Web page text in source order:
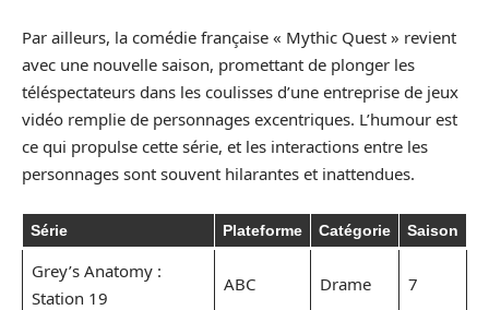
Par ailleurs, la comédie française « Mythic Quest » revient
avec une nouvelle saison, promettant de plonger les
téléspectateurs dans les coulisses d’une entreprise de jeux
vidéo remplie de personnages excentriques. L’humour est
ce qui propulse cette série, et les interactions entre les
personnages sont souvent hilarantes et inattendues.
Série Plateforme Catégorie Saison
Grey’s Anatomy :
Station 19
ABC Drame 7